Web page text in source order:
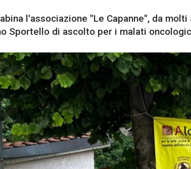
l'associazione "Le Capanne", da
Sportello di ascolto per i malati